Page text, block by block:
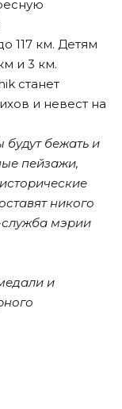
117 км. Детям
и 3 км.
станет
и невест на
бежать и
пейзажи,
никого
мэрии
и